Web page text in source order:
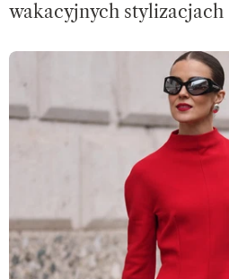
wakacyjnych stylizacjach